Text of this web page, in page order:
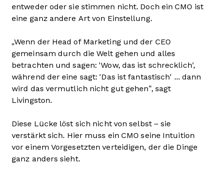
entweder oder sie stimmen nicht. Doch ein CMO ist
eine ganz andere Art von Einstellung.
„Wenn der Head of Marketing und der CEO
gemeinsam durch die Welt gehen und alles
betrachten und sagen: 'Wow, das ist schrecklich',
während der eine sagt: 'Das ist fantastisch' ... dann
wird das vermutlich nicht gut gehen“, sagt
Livingston.
Diese Lücke löst sich nicht von selbst – sie
verstärkt sich. Hier muss ein CMO seine Intuition
vor einem Vorgesetzten verteidigen, der die Dinge
ganz anders sieht.